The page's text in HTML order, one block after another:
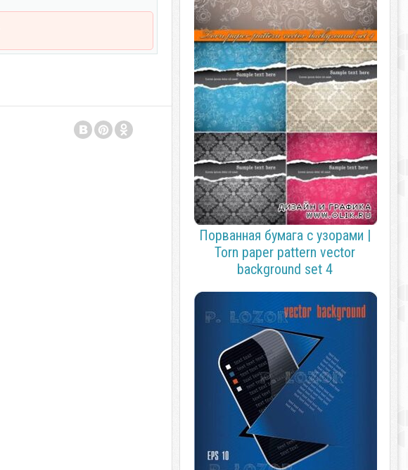
Порванная бумага с узорами |
Torn paper pattern vector
background set 4